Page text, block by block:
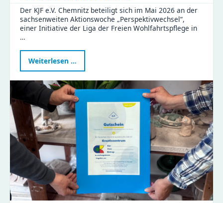
Der KJF e.V. Chemnitz beteiligt sich im Mai 2026 an der
sachsenweiten Aktionswoche „Perspektivwechsel“,
einer Initiative der Liga der Freien Wohlfahrtspflege in
…
Weiterlesen …
öffnet
für
die
Aktionswoche
Perspektivwechsel